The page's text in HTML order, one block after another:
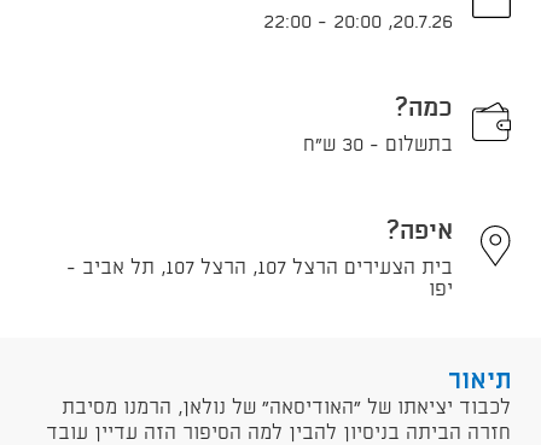
20.7.26
,
20:00
-
22:00
כמה?
בתשלום - 30 ש"ח
איפה?
בית הצעירים הרצל 107, הרצל 107, תל אביב -
יפו
תיאור
לכבוד יציאתו של ״האודיסאה״ של נולאן, הרמנו מסיבת
חזרה הביתה בניסיון להבין למה הסיפור הזה עדיין עובד